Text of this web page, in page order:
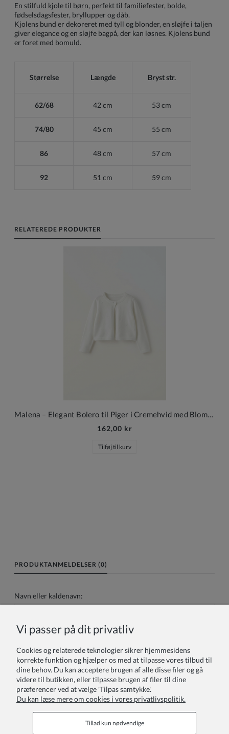
En stilfuld kjole til børn, perfekt til familiefester, bolde,
fødselsdagsfester, bryllupper og dåb.
Kjolens bund er dekoreret med tyll og blonder, en sløjfe i taljen
giver elegance og en sløjfe bagpå, der kan løsnes. Kjolens bund
er foret med bomuld.
Størrelse Længde Bryst str.
62/68 42 cm 53 cm
74/80 45 cm 55 cm
86 48 cm 57 cm
92 51 cm 59 cm
RELATEREDE PRODUKTER
Malena – Elegant Bolero til Piger i Cremehvid med Blomsterstruktur
162,00 kr
Tilføj til kurv
PRODUKTANMELDELSER (0)
Navn eller kaldenavn:
Din anmeldelse:
Vi passer på dit privatliv
Cookies og relaterede teknologier sikrer hjemmesidens
korrekte funktion og hjælper os med at tilpasse vores tilbud til
dine behov. Du kan acceptere brugen af alle disse filer og gå
videre til butikken, eller tilpasse brugen af filer til dine
præferencer ved at vælge 'Tilpas samtykke'.
Du kan læse mere om cookies i vores privatlivspolitik.
Tillad kun nødvendige